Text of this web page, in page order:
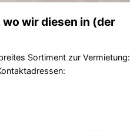
wir diesen in (der
Sortiment zur Vermietung: